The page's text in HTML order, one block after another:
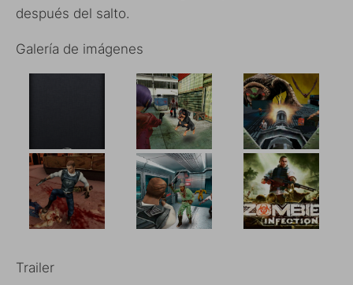
después del salto.
Galería de imágenes
Trailer